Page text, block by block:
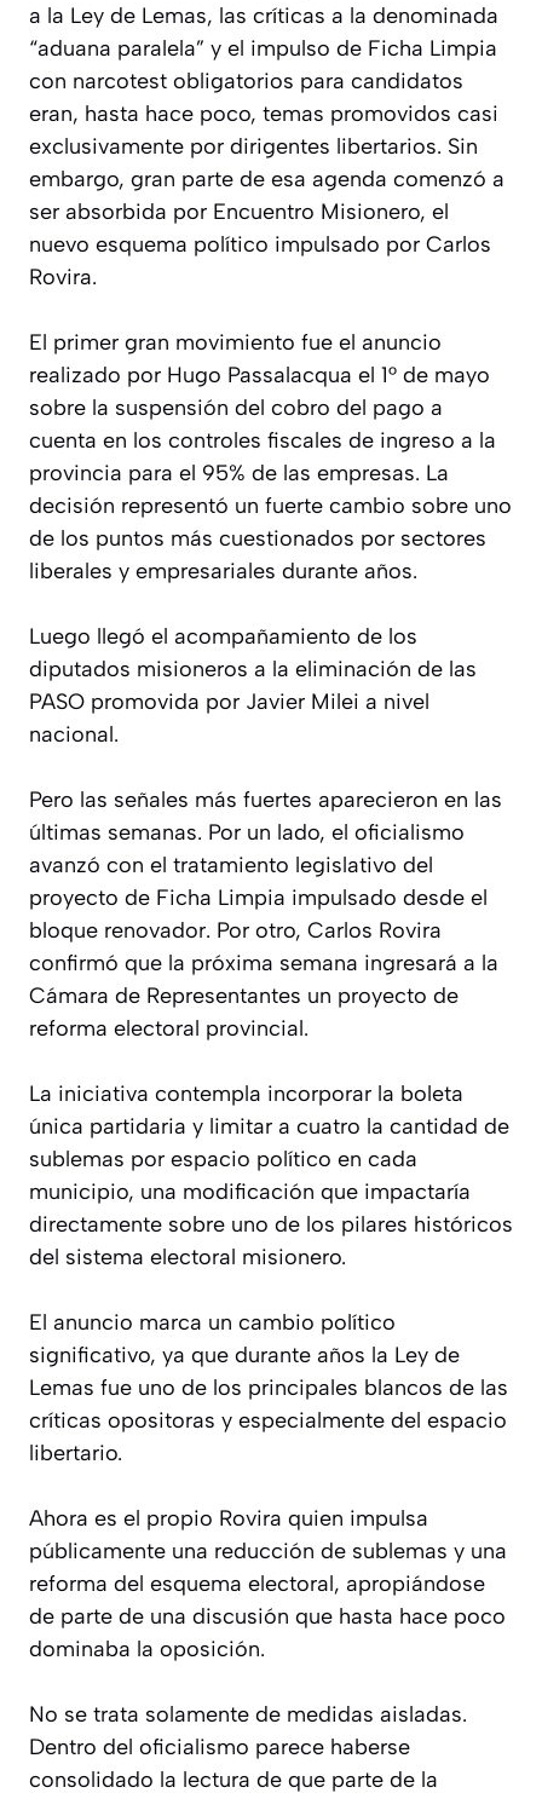
a la Ley de Lemas, las críticas a la denominada
“aduana paralela” y el impulso de Ficha Limpia
con narcotest obligatorios para candidatos
eran, hasta hace poco, temas promovidos casi
exclusivamente por dirigentes libertarios. Sin
embargo, gran parte de esa agenda comenzó a
ser absorbida por Encuentro Misionero, el
nuevo esquema político impulsado por Carlos
Rovira.
El primer gran movimiento fue el anuncio
realizado por Hugo Passalacqua el 1° de mayo
sobre la suspensión del cobro del pago a
cuenta en los controles fiscales de ingreso a la
provincia para el 95% de las empresas. La
decisión representó un fuerte cambio sobre uno
de los puntos más cuestionados por sectores
liberales y empresariales durante años.
Luego llegó el acompañamiento de los
diputados misioneros a la eliminación de las
PASO promovida por Javier Milei a nivel
nacional.
Pero las señales más fuertes aparecieron en las
últimas semanas. Por un lado, el oficialismo
avanzó con el tratamiento legislativo del
proyecto de Ficha Limpia impulsado desde el
bloque renovador. Por otro, Carlos Rovira
confirmó que la próxima semana ingresará a la
Cámara de Representantes un proyecto de
reforma electoral provincial.
La iniciativa contempla incorporar la boleta
única partidaria y limitar a cuatro la cantidad de
sublemas por espacio político en cada
municipio, una modificación que impactaría
directamente sobre uno de los pilares históricos
del sistema electoral misionero.
El anuncio marca un cambio político
significativo, ya que durante años la Ley de
Lemas fue uno de los principales blancos de las
críticas opositoras y especialmente del espacio
libertario.
Ahora es el propio Rovira quien impulsa
públicamente una reducción de sublemas y una
reforma del esquema electoral, apropiándose
de parte de una discusión que hasta hace poco
dominaba la oposición.
No se trata solamente de medidas aisladas.
Dentro del oficialismo parece haberse
consolidado la lectura de que parte de la